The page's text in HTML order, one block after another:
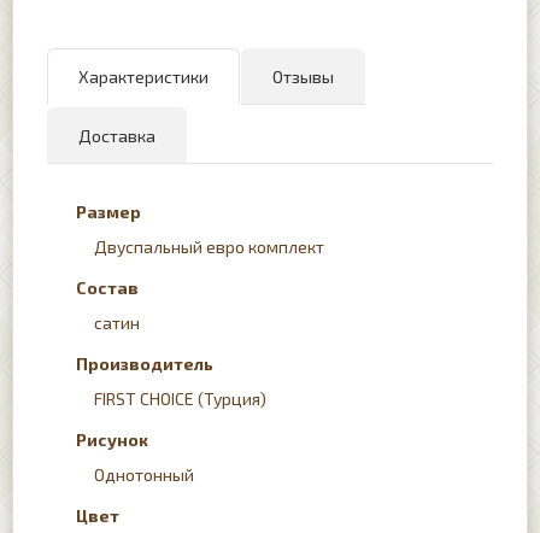
Характеристики Отзывы
Доставка
Размер
Двуспальный евро комплект
Состав
сатин
Производитель
FIRST CHOICE (Турция)
Рисунок
Однотонный
Цвет